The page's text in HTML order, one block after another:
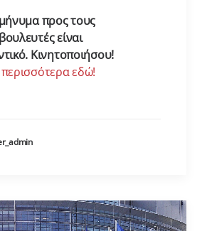
προς τους
είναι
Κινητοποιήσου!
εδώ!